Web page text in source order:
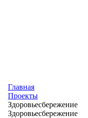
Главная
Проекты
Здоровьесбережение
Здоровьесбережение